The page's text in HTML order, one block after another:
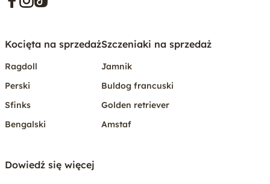
Kocięta na sprzedaż
Ragdoll
Perski
Sfinks
Bengalski
Szczeniaki na sprzedaż
Jamnik
Buldog francuski
Golden retriever
Amstaf
Dowiedź się więcej